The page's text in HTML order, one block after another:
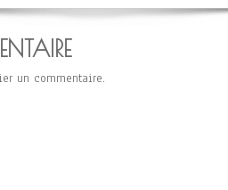
un commentaire.